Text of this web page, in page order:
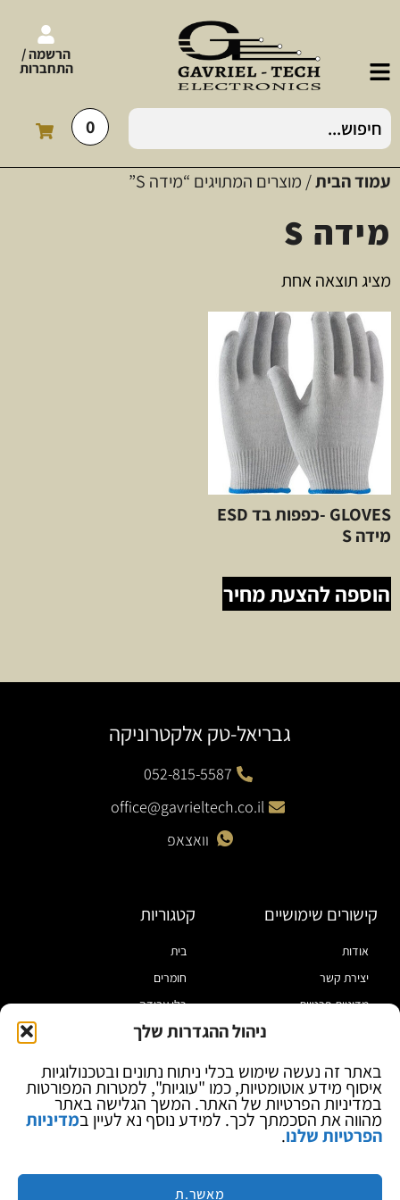
ניהול ההגדרות שלך
באתר זה נעשה שימוש בכלי ניתוח נתונים ובטכנולוגיות
איסוף מידע אוטומטיות, כמו "עוגיות", למטרות המפורטות
במדיניות הפרטיות של האתר. המשך הגלישה באתר
מהווה את הסכמתך לכך. למידע נוסף נא לעיין במדיניות
הפרטיות שלנו.
מאשר.ת
הרשמה /
התחברות
0
עמוד הבית/ מוצרים המתויגים “מידה S”
מידה S
מציג תוצאה אחת
GLOVES -כפפות בד ESD
מידה S
הוספה להצעת מחיר
גבריאל-טק אלקטרוניקה
052-815-5587
office@gavrieltech.co.il
וואצאפ
קישורים שימושיים
אודות
יצירת קשר
מדיניות פרטיות
בלוג
קטגוריות
בית
חומרים
כלי עבודה
מוצרי הלחמה
ספקי כח ומודדים
ציוד אופטי להגדלה
מותגים